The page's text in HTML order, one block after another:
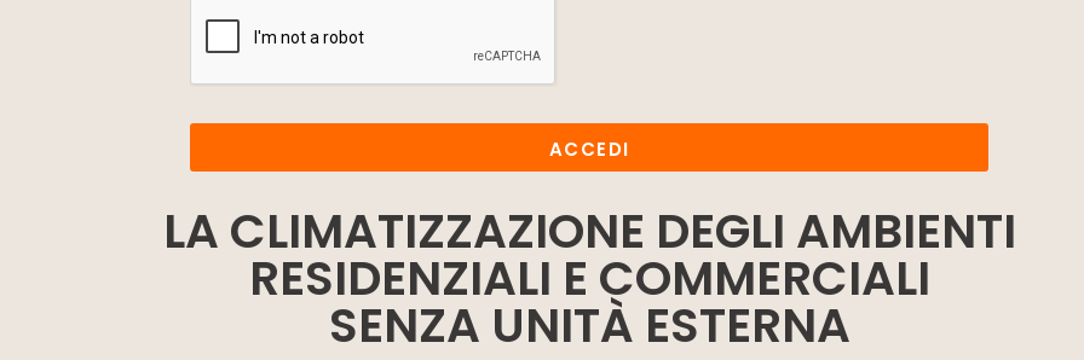
ACCEDI
LA CLIMATIZZAZIONE DEGLI AMBIENTI
RESIDENZIALI E COMMERCIALI
SENZA UNITÀ ESTERNA